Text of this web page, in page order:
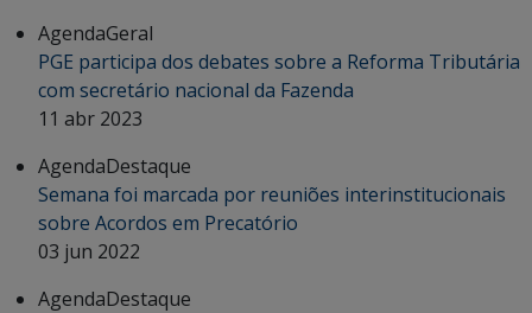
AgendaGeral
PGE participa dos debates sobre a Reforma Tributária
com secretário nacional da Fazenda
11 abr 2023
AgendaDestaque
Semana foi marcada por reuniões interinstitucionais
sobre Acordos em Precatório
03 jun 2022
AgendaDestaque